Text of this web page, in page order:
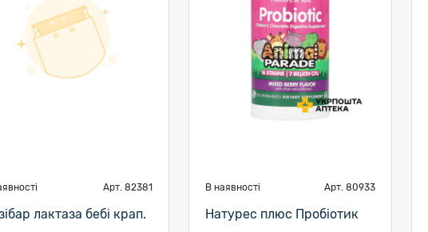
Арт. 82381
лактаза бебі крап.
В наявності Арт. 80933
Натурес плюс Пробіотик